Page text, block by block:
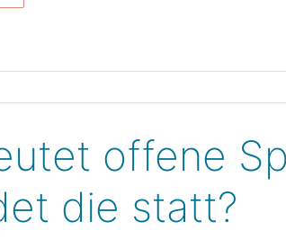
offene
die statt?